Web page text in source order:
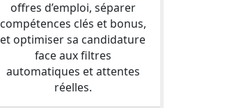
offres d’emploi, séparer
compétences clés et bonus,
et optimiser sa candidature
face aux filtres
automatiques et attentes
réelles.